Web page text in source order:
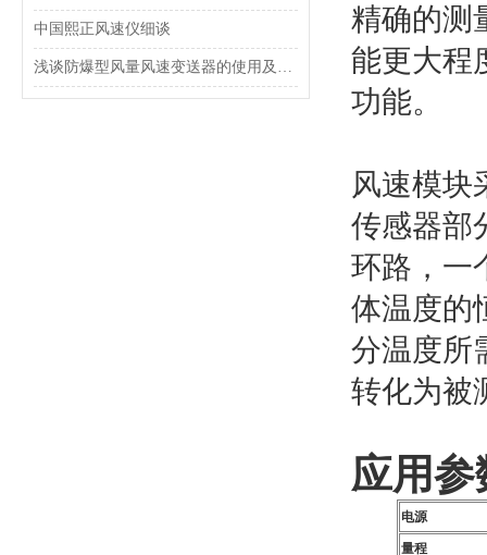
中国熙正风速仪细谈
浅谈防爆型风量风速变送器的使用及安装注意事项
精确的测
能更大程
功能。
风速模块
传感器部
环路，一
体温度的
分温度所
转化为被
应用
电源
量程